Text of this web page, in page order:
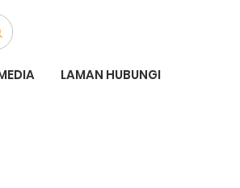
LAMAN HUBUNGI